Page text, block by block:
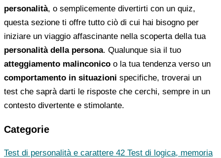
personalità, o semplicemente divertirti con un quiz,
questa sezione ti offre tutto ciò di cui hai bisogno per
iniziare un viaggio affascinante nella scoperta della tua
personalità della persona. Qualunque sia il tuo
atteggiamento malinconico o la tua tendenza verso un
comportamento in situazioni specifiche, troverai un
test che saprà darti le risposte che cerchi, sempre in un
contesto divertente e stimolante.
Categorie
Test di personalità e carattere 42 Test di logica, memoria